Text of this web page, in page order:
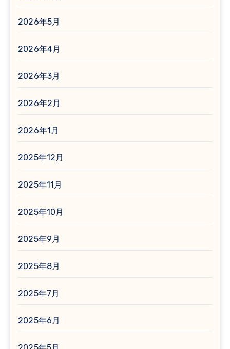
2026年5月
2026年4月
2026年3月
2026年2月
2026年1月
2025年12月
2025年11月
2025年10月
2025年9月
2025年8月
2025年7月
2025年6月